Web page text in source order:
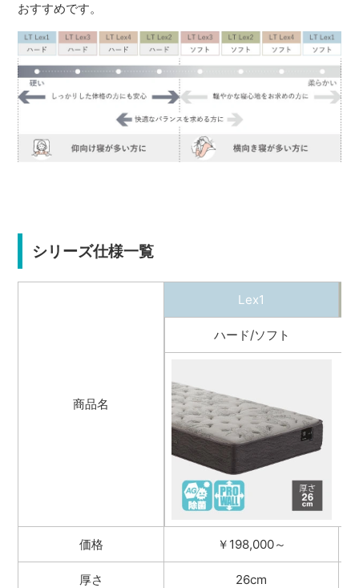
おすすめです。
シリーズ仕様一覧
商品名
Lex1
ハード/ソフト
価格 ￥198,000～
厚さ 26cm